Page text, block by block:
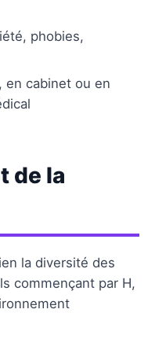
phobies,
en cabinet ou en
de la
la diversité des
commençant par H,